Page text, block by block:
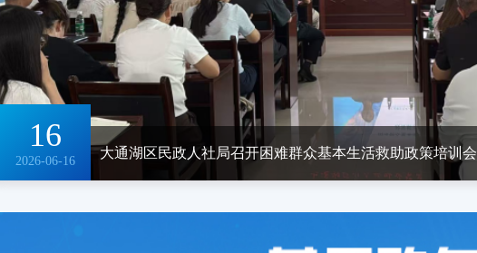
16
2026-06-16
大通湖区民政人社局召开困难群众基本生活救助政策培训会
30
2026-06
高效转接人事档案 暖心服务获群众点赞
13
2026-07
国务院印发《国民健康“十五五”规划》